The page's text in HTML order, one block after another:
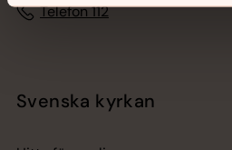
Telefon 112
Svenska kyrkan